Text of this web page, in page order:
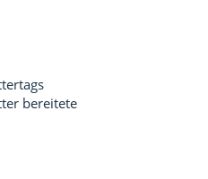
bereitete